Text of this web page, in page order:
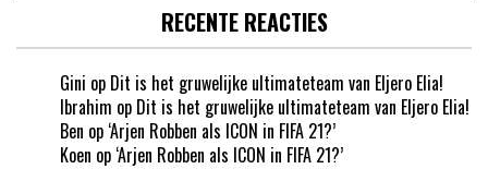
RECENTE REACTIES
Gini op Dit is het gruwelijke ultimateteam van Eljero Elia!
Ibrahim op Dit is het gruwelijke ultimateteam van Eljero Elia!
Ben op ‘Arjen Robben als ICON in FIFA 21?’
Koen op ‘Arjen Robben als ICON in FIFA 21?’